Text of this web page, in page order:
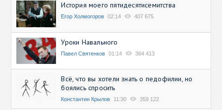
История моего пятидесятисемитства
Егор Холмогоров 02:14 407 675
Уроки Навального
Павел Святенков 01:14 364 413
Всё, что вы хотели знать о педофилии, но
боялись спросить
Константин Крылов 11:30 359 122